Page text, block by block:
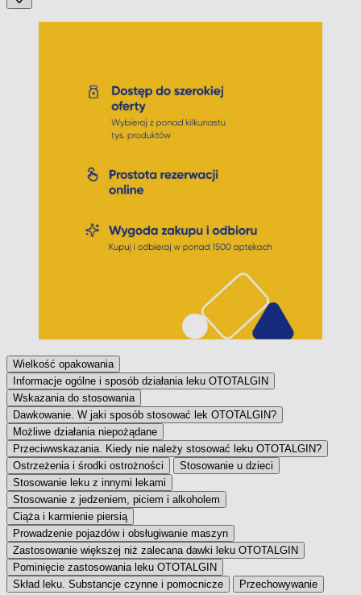
Wielkość opakowania
Informacje ogólne i sposób działania leku OTOTALGIN
Wskazania do stosowania
Dawkowanie. W jaki sposób stosować lek OTOTALGIN?
Możliwe działania niepożądane
Przeciwwskazania. Kiedy nie należy stosować leku OTOTALGIN?
Ostrzeżenia i środki ostrożności
Stosowanie u dzieci
Stosowanie leku z innymi lekami
Stosowanie z jedzeniem, piciem i alkoholem
Ciąża i karmienie piersią
Prowadzenie pojazdów i obsługiwanie maszyn
Zastosowanie większej niż zalecana dawki leku OTOTALGIN
Pominięcie zastosowania leku OTOTALGIN
Skład leku. Substancje czynne i pomocnicze
Przechowywanie